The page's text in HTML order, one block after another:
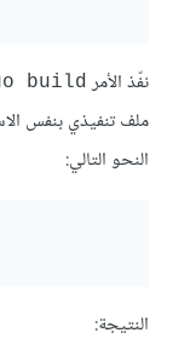
نفّذ الأمر build
ملف تنفيذي بنفس
النحو التالي:
النتيجة: